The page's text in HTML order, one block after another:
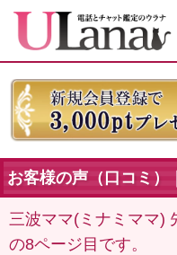
お客様の声（口コミ）
三波ママ(ミナミママ)
の8ページ目です。